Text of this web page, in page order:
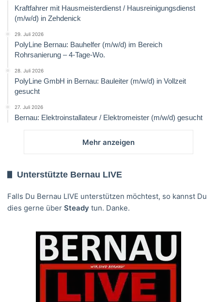
Kraftfahrer mit Hausmeisterdienst / Hausreinigungsdienst
(m/w/d) in Zehdenick
29. Juli 2026
PolyLine Bernau: Bauhelfer (m/w/d) im Bereich
Rohrsanierung – 4-Tage-Wo.
28. Juli 2026
PolyLine GmbH in Bernau: Bauleiter (m/w/d) in Vollzeit
gesucht
27. Juli 2026
Bernau: Elektroinstallateur / Elektromeister (m/w/d) gesucht
Mehr anzeigen
Unterstützte Bernau LIVE
Falls Du Bernau LIVE unterstützen möchtest, so kannst Du
dies gerne über Steady tun. Danke.